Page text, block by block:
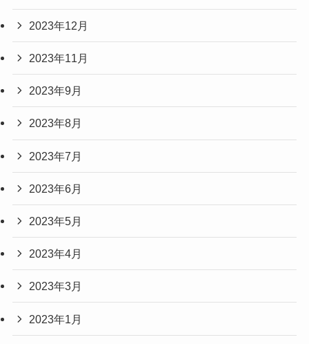
2023年12月
2023年11月
2023年9月
2023年8月
2023年7月
2023年6月
2023年5月
2023年4月
2023年3月
2023年1月